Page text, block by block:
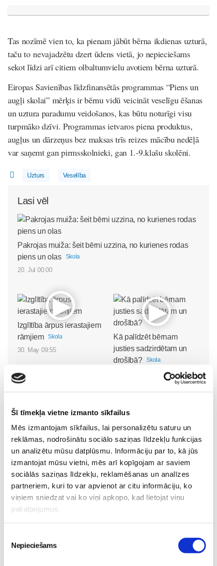
Šī tīmekļa vietne izmanto sīkfailus
Mēs izmantojam sīkfailus, lai personalizētu saturu un
reklāmas, nodrošinātu sociālo saziņas līdzekļu funkcijas
un analizētu mūsu datplūsmu. Informāciju par to, kā jūs
izmantojat mūsu vietni, mēs arī kopīgojam ar saviem
sociālās saziņas līdzekļu, reklamēšanas un analīzes
partneriem, kuri to var apvienot ar citu informāciju, ko
viņiem sniedzat vai ko viņi apkopo, kad lietojat viņu
pakalpojumus.
izvēle
Nepieciešams
Tas nozīmē vien to, ka pienam jābūt bērna ikdienas uzturā,
taču to nevajadzētu dzert ūdens vietā, jo nepieciešams
sekot līdzi arī citiem olbaltumvielu avotiem bērna uzturā.
Eiropas Savienības līdzfinansētās programmas “Piens un
augļi skolai” mērķis ir bērnu vidū veicināt veselīgu ēšanas
un uztura paradumu veidošanos, kas būtu noturīgi visu
turpmāko dzīvi. Programmas ietvaros piena produktus,
augļus un dārzeņus bez maksas trīs reizes mācību nedēļā
var saņemt gan pirmsskolnieki, gan 1.-9.klašu skolēni.
Uzturs Veselība
Lasi vēl
Pakrojas muiža: šeit bērni uzzina, no kurienes rodas
piens un olas
Skola
20. Jul 00:00
Izglītība ārpus ierastajiem
rāmjiem
Skola
30. May 09:55
Kā palīdzēt bērnam
justies sadzirdētam un
drošībā?
Skola
Noklausies režisora
Edmunda Jansona
animācijas filmas
“Laimīgie” tituldziesmu
“Nekad nav garlaicīgi
26. May 18:12